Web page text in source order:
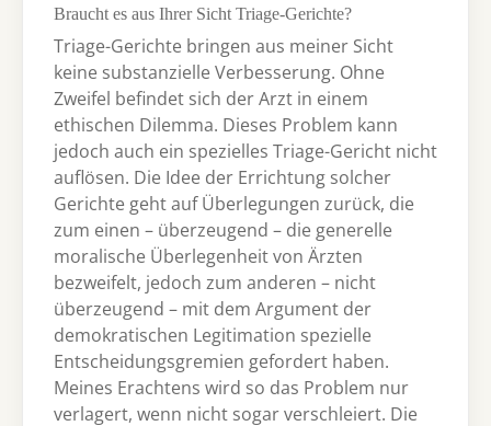
Braucht es aus Ihrer Sicht Triage-Gerichte?
Triage-Gerichte bringen aus meiner Sicht
keine substanzielle Verbesserung. Ohne
Zweifel befindet sich der Arzt in einem
ethischen Dilemma. Dieses Problem kann
jedoch auch ein spezielles Triage-Gericht nicht
auflösen. Die Idee der Errichtung solcher
Gerichte geht auf Überlegungen zurück, die
zum einen – überzeugend – die generelle
moralische Überlegenheit von Ärzten
bezweifelt, jedoch zum anderen – nicht
überzeugend – mit dem Argument der
demokratischen Legitimation spezielle
Entscheidungsgremien gefordert haben.
Meines Erachtens wird so das Problem nur
verlagert, wenn nicht sogar verschleiert. Die